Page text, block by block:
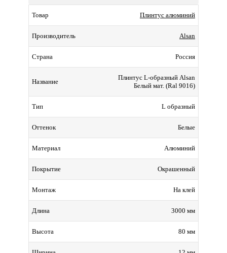
Товар Плинтус алюминий
Производитель Alsan
Страна Россия
Название
Плинтус L-образный Alsan
Белый мат. (Ral 9016)
Тип L образный
Оттенок Белые
Материал Алюминий
Покрытие Окрашенный
Монтаж На клей
Длина 3000 мм
Высота 80 мм